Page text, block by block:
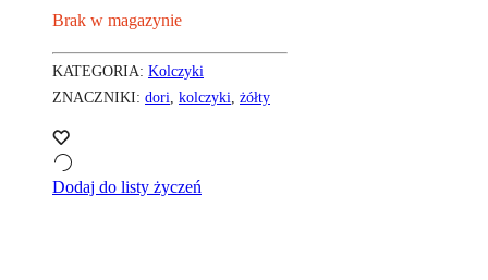
Brak w magazynie
KATEGORIA: Kolczyki
ZNACZNIKI: dori, kolczyki, żółty
Dodaj do listy życzeń